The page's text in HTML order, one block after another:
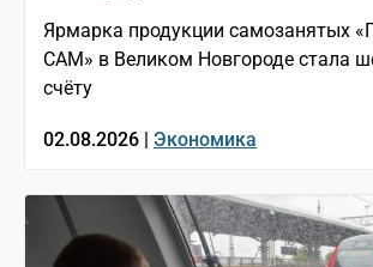
Ярмарка продукции самозанятых
САМ» в Великом Новгороде стала
счёту
02.08.2026 | Экономика